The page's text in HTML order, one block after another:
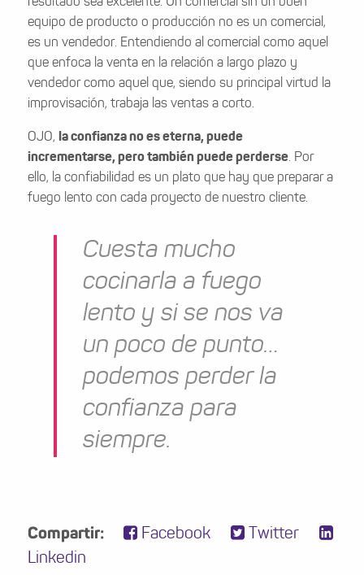
resultado sea excelente. Un comercial sin un buen
equipo de producto o producción no es un comercial,
es un vendedor. Entendiendo al comercial como aquel
que enfoca la venta en la relación a largo plazo y
vendedor como aquel que, siendo su principal virtud la
improvisación, trabaja las ventas a corto.
OJO, la confianza no es eterna, puede
incrementarse, pero también puede perderse. Por
ello, la confiabilidad es un plato que hay que preparar a
fuego lento con cada proyecto de nuestro cliente.
Cuesta mucho
cocinarla a fuego
lento y si se nos va
un poco de punto…
podemos perder la
confianza para
siempre.
Compartir: Facebook
Twitter
Linkedin